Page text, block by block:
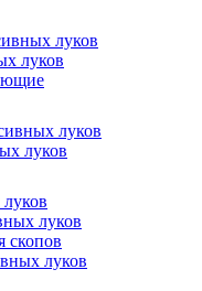
луков
луков
луков
луков
луков
скопов
луков